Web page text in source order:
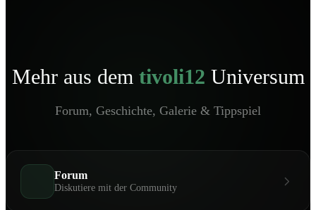
Mehr aus dem tivoli12 Universum
Forum, Geschichte, Galerie & Tippspiel
Forum
Diskutiere mit der Community